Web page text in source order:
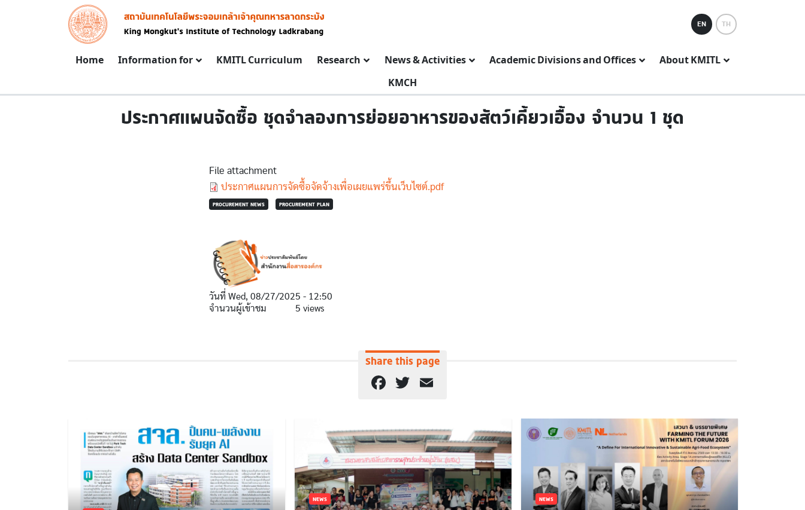
Skip to main content
Image
EN TH
Main navigation
Home Information for KMITL Curriculum Research News & Activities Academic Divisions and Offices
About KMITL
KMCH
ประกาศแผนจัดซื้อ ชุดจำลองการย่อยอาหารของสัตว์เคี้ยวเอื้อง จำนวน 1 ชุด
File attachment
Document
ประกาศแผนการจัดซื้อจัดจ้างเพื่อเผยแพร่ขึ้นเว็บไซต์.pdf
PROCUREMENT NEWS PROCUREMENT PLAN
วันที่Wed, 08/27/2025 - 12:50
จำนวนผู้เข้าชม
5 views
Share this page
Facebook
Twitter
NEWS NEWS